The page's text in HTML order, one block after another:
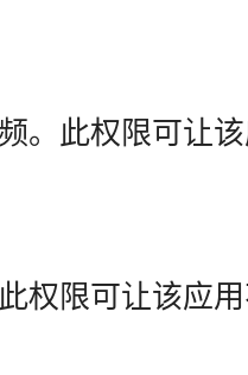
。此权限可让
权限可让该应